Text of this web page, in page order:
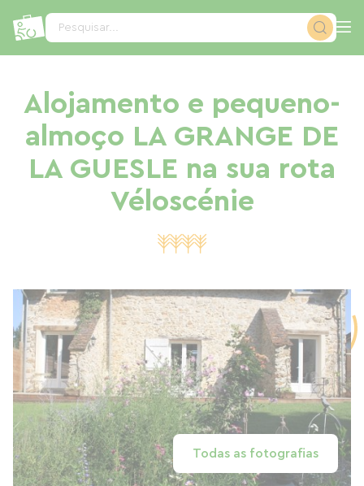
Pesquisar...
Alojamento e pequeno-
almoço LA GRANGE DE
LA GUESLE na sua rota
Véloscénie
Todas as fotografias
Painel de Gerenciamento de Cookies